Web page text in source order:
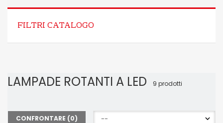
FILTRI CATALOGO
LAMPADE ROTANTI A LED 9 prodotti
CONFRONTARE (0)